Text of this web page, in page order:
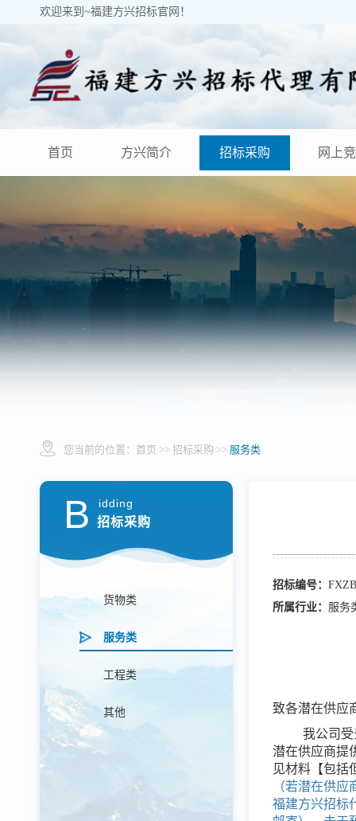
欢迎来到~福建方兴招标官网！
首页 方兴简介 招标采购 网上
您当前的位置： 首页 >> 招标采购 >> 服务类
B idding
招标采购
货物类
服务类
工程类
其他
招标编号：
所属行业： 服务
致各潜在供应
我公司
潜在供应商提
见材料【包括
（若潜在供应
福建方兴招标